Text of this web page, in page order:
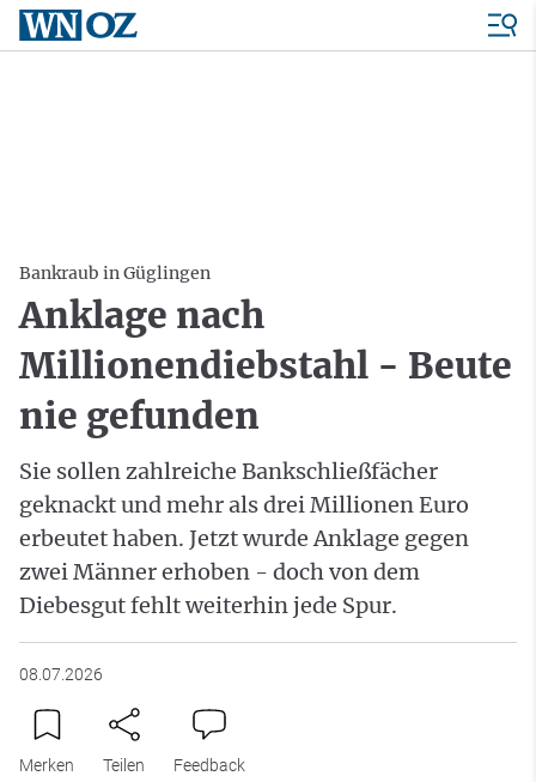
Bankraub in Güglingen
Anklage nach
Millionendiebstahl - Beute
nie gefunden
Sie sollen zahlreiche Bankschließfächer
geknackt und mehr als drei Millionen Euro
erbeutet haben. Jetzt wurde Anklage gegen
zwei Männer erhoben - doch von dem
Diebesgut fehlt weiterhin jede Spur.
08.07.2026
Merken Teilen Feedback